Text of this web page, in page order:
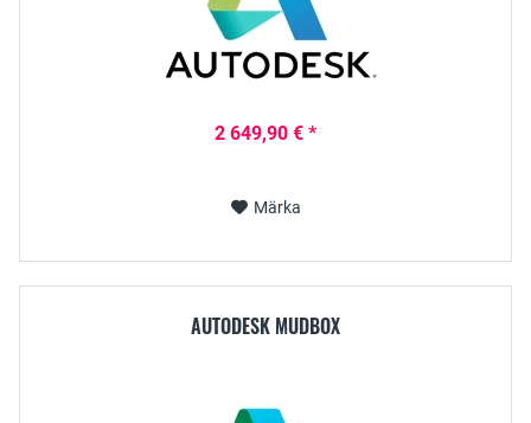
2 649,90 € *
Märka
AUTODESK MUDBOX